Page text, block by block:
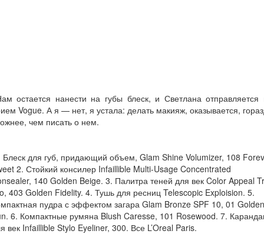
остается нанести на губы блеск, и Светлана отправляется
Vogue. А я — нет, я устала: делать макияж, оказывается,
чем писать о нем.
для губ, придающий объем, Glam Shine Volumizer, 108
2. Стойкий консилер Infaillible Multi-Usage Concentrated
140 Golden Beige. 3. Палитра теней для век Color Appeal
403 Golden Fidelity. 4. Тушь для ресниц Telescopic Exploision. 5.
пудра с эффектом загара Glam Bronze SPF 10, 01 Golden
6. Компактные румяна Blush Caresse, 101 Rosewood. 7.
век Infaillible Stylo Eyeliner, 300. Все L’Oreal Paris.